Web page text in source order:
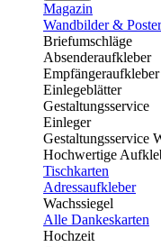
Magazin
Wandbilder & Poster
Briefumschläge
Absenderaufkleber
Empfängeraufkleber
Einlegeblätter
Gestaltungsservice
Einleger
Gestaltungsservice
Hochwertige
Tischkarten
Adressaufkleber
Wachssiegel
Alle Dankeskarten
Hochzeit